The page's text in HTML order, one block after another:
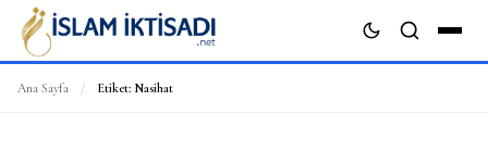
Ana Sayfa / Etiket: Nasihat